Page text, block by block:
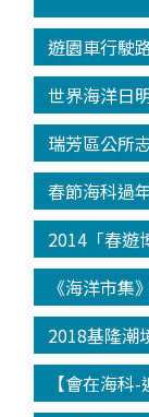
遊園車行駛
世界海洋日
瑞芳區公所
春節海科過
2014「春遊
《海洋市集
2018基隆潮
【會在海科